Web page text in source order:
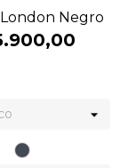
Negro
Negro